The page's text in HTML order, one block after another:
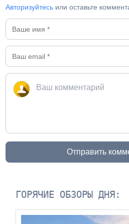
Авторизуйтесь или оставьте
Отправить
ГОРЯЧИЕ ОБЗОРЫ ДНЯ: